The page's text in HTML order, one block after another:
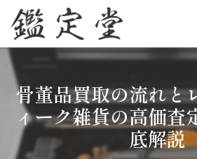
骨董品買取の流れと
ィーク雑貨の高価査
底解説